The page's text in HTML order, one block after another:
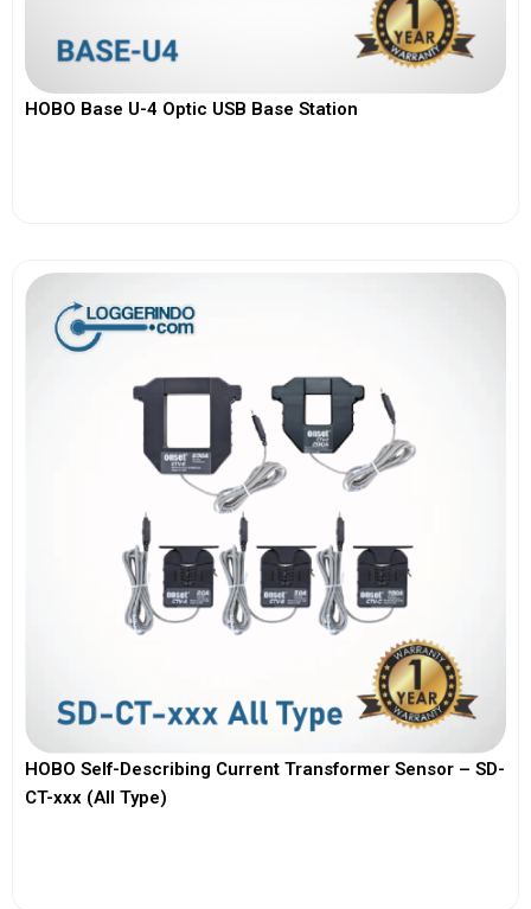
HOBO Base U-4 Optic USB Base Station
HOBO Self-Describing Current Transformer Sensor – SD-
CT-xxx (All Type)